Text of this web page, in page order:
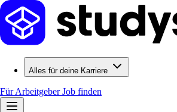
Alles für deine Karriere
Für ArbeitgeberJob finden